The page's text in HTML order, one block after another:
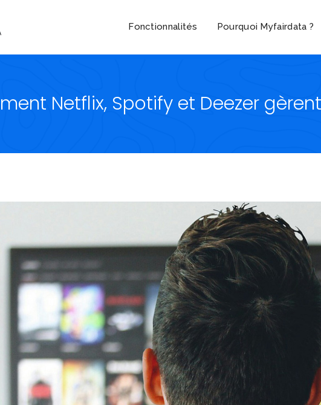
Fonctionnalités Pourquoi Myfairdata ?
Netflix, Spotify et Deezer